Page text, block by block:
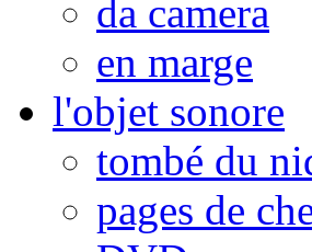
da camera
en marge
l'objet sonore
tombé du
pages de